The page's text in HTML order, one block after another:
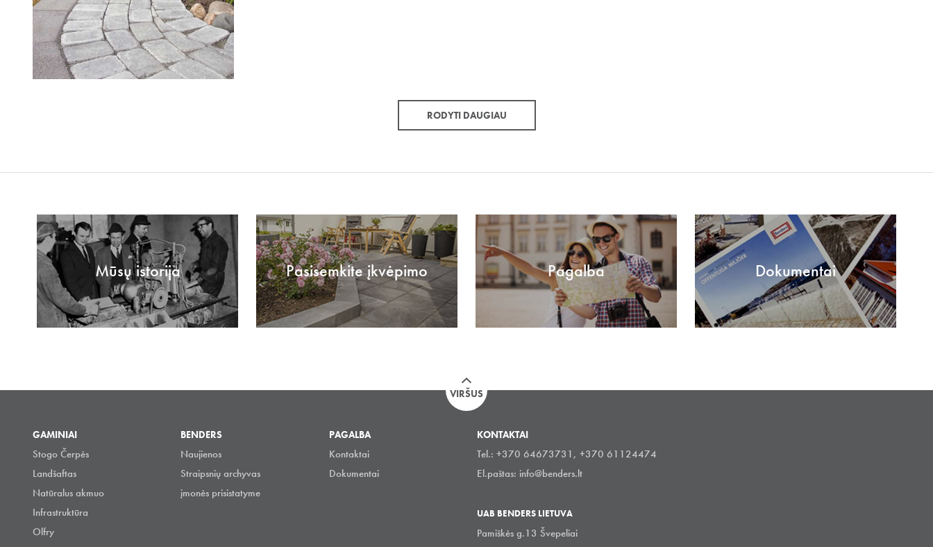
RODYTI DAUGIAU
Mūsų istorija Pasisemkite įkvėpimo Pagalba Dokumentai
VIRŠUS
GAMINIAI
Stogo Čerpės
Landšaftas
Natūralus akmuo
Infrastruktūra
Olfry
BENDERS
Naujienos
Straipsnių archyvas
įmonės prisistatyme
PAGALBA
Kontaktai
Dokumentai
KONTAKTAI
Tel.: +370 64673731, +370 61124474
El.paštas: info@benders.lt
UAB BENDERS LIETUVA
Pamiškės g.13 Švepeliai